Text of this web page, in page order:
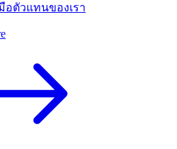
อตัวแทนของเรา